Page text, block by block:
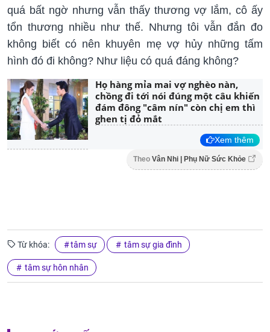
quá bất ngờ nhưng vẫn thấy thương vợ lắm, cô ấy
tổn thương nhiều như thế. Nhưng tôi vẫn đắn đo
không biết có nên khuyên mẹ vợ hủy những tấm
hình đó đi không? Như liệu có quá đáng không?
Họ hàng mỉa mai vợ nghèo nàn,
chồng đi tới nói đúng một câu khiến
đám đông "câm nín" còn chị em thì
ghen tị đỏ mắt
Xem thêm
Theo Vân Nhi | Phụ Nữ Sức Khỏe
Từ khóa: tâm sự tâm sự gia đình
tâm sự hôn nhân